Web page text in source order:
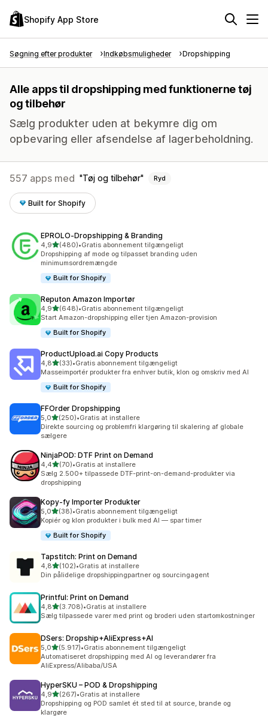
Shopify App Store
Søgning efter produkter Indkøbsmuligheder Dropshipping
Alle apps til dropshipping med funktionerne tøj
og tilbehør
Sælg produkter uden at bekymre dig om
opbevaring eller afsendelse af lagerbeholdning.
557 apps med Tøj og tilbehør Ryd
Built for Shopify
EPROLO‑Dropshipping & Branding
4,9ud af 5 stjerner
(480)
480 anmeldelser i alt
•Gratis abonnement tilgængeligt
Dropshipping af mode og tilpasset branding uden
minimumsordremængde
Built for Shopify
Reputon Amazon Importør
4,9ud af 5 stjerner
(648)
648 anmeldelser i alt
•Gratis abonnement tilgængeligt
Start Amazon-dropshipping eller tjen Amazon-provision
Built for Shopify
ProductUpload.ai Copy Products
4,8ud af 5 stjerner
(33)
33 anmeldelser i alt
•Gratis abonnement tilgængeligt
Masseimportér produkter fra enhver butik, klon og omskriv med AI
Built for Shopify
FFOrder Dropshipping
5,0ud af 5 stjerner
(250)
250 anmeldelser i alt
•Gratis at installere
Direkte sourcing og problemfri klargøring til skalering af globale
sælgere
NinjaPOD: DTF Print on Demand
4,4ud af 5 stjerner
(70)
70 anmeldelser i alt
•Gratis at installere
Sælg 2.500+ tilpassede DTF-print-on-demand-produkter via
dropshipping
Kopy‑fy Importer Produkter
5,0ud af 5 stjerner
(38)
38 anmeldelser i alt
•Gratis abonnement tilgængeligt
Kopiér og klon produkter i bulk med AI — spar timer
Built for Shopify
Tapstitch: Print on Demand
4,8ud af 5 stjerner
(102)
102 anmeldelser i alt
•Gratis at installere
Din pålidelige dropshippingpartner og sourcingagent
Printful: Print on Demand
4,8ud af 5 stjerner
(3.708)
3708 anmeldelser i alt
•Gratis at installere
Sælg tilpassede varer med print og broderi uden startomkostninger
DSers: Dropship+AliExpress+AI
5,0ud af 5 stjerner
(5.917)
5917 anmeldelser i alt
•Gratis abonnement tilgængeligt
Automatiseret dropshipping med AI og leverandører fra
AliExpress/Alibaba/USA
HyperSKU – POD & Dropshipping
4,9ud af 5 stjerner
(267)
267 anmeldelser i alt
•Gratis at installere
Dropshipping og POD samlet ét sted til at source, brande og
klargøre